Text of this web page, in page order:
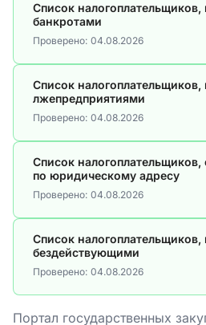
Список
банкротами
Проверено: 04.08.2026
Список
лжепредприятиями
Проверено: 04.08.2026
Список
по юридическому адресу
Проверено: 04.08.2026
Список
бездействующими
Проверено: 04.08.2026
Портал государственных